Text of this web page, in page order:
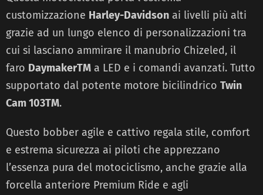
customizzazione Harley-Davidson ai livelli più alti
grazie ad un lungo elenco di personalizzazioni tra
cui si lasciano ammirare il manubrio Chizeled, il
faro DaymakerTM a LED e i comandi avanzati. Tutto
supportato dal potente motore bicilindrico Twin
Cam 103TM.
Questo bobber agile e cattivo regala stile, comfort
e estrema sicurezza ai piloti che apprezzano
l’essenza pura del motociclismo, anche grazie alla
forcella anteriore Premium Ride e agli